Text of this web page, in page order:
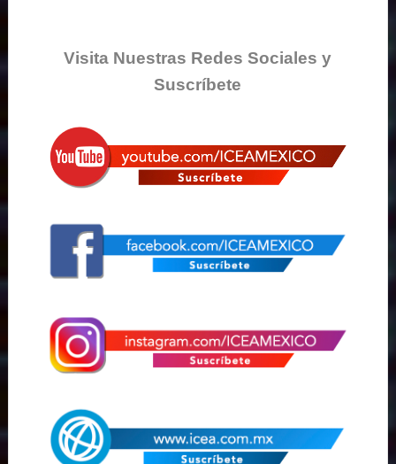
Visita Nuestras Redes Sociales y
Suscríbete